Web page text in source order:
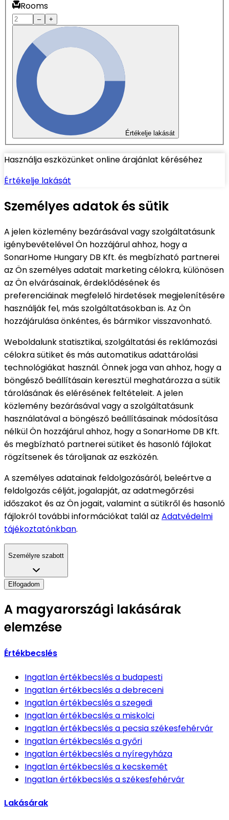
Rooms
– +
Értékelje lakását
Használja eszközünket online árajánlat kéréséhez
Értékelje lakását
Személyes adatok és sütik
A jelen közlemény bezárásával vagy szolgáltatásunk
igénybevételével Ön hozzájárul ahhoz, hogy a
SonarHome Hungary DB Kft. és megbízható partnerei
az Ön személyes adatait marketing célokra, különösen
az Ön elvárásainak, érdeklődésének és
preferenciáinak megfelelő hirdetések megjelenítésére
használják fel, más szolgáltatásokban is. Az Ön
hozzájárulása önkéntes, és bármikor visszavonható.
Weboldalunk statisztikai, szolgáltatási és reklámozási
célokra sütiket és más automatikus adattárolási
technológiákat használ. Önnek joga van ahhoz, hogy a
böngésző beállításain keresztül meghatározza a sütik
tárolásának és elérésének feltételeit. A jelen
közlemény bezárásával vagy a szolgáltatásunk
használatával a böngésző beállításainak módosítása
nélkül Ön hozzájárul ahhoz, hogy a SonarHome DB Kft.
és megbízható partnerei sütiket és hasonló fájlokat
rögzítsenek és tároljanak az eszközén.
A személyes adatainak feldolgozásáról, beleértve a
feldolgozás célját, jogalapját, az adatmegőrzési
időszakot és az Ön jogait, valamint a sütikről és hasonló
fájlokról további információkat talál az Adatvédelmi
tájékoztatónkban.
Személyre szabott
Elfogadom
A magyarországi lakásárak
elemzése
Értékbecslés
Ingatlan értékbecslésa budapesti
Ingatlan értékbecslésa debreceni
Ingatlan értékbecslésa szegedi
Ingatlan értékbecslésa miskolci
Ingatlan értékbecslésa pecsia székesfehérvár
Ingatlan értékbecslésa győri
Ingatlan értékbecslésa nyíregyháza
Ingatlan értékbecslésa kecskemét
Ingatlan értékbecslésa székesfehérvár
Lakásárak